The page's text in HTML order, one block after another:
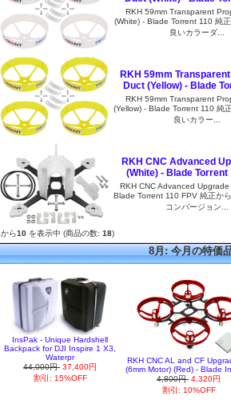
RKH 59mm Transparent
(White) - Blade Torrent 110 純
良いカラーダ...
RKH 59mm
Duct (Yellow) - Blade
RKH 59mm Transparent
(Yellow) - Blade Torrent 110 純
良いカラー...
RKH CNC Advanced
(White) - Blade Torrent
RKH CNC Advanced Upgrade
Blade Torrent 110 FPV 純正か
コンバージョン...
から10を表示中 (商品の数: 18)
8月: 今月の特価
InsPak - Unique Hardshell
Backpack for DJI Inspire 1 X3,
Waterpr
44,000円 37,400円
割引: 15%OFF
RKH CNC AL and CF
(6mm Motor) (Red) - Blade
4,800円 4,320円
割引: 10%OFF